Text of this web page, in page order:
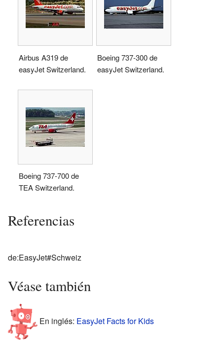
Airbus A319 de
easyJet Switzerland.
Boeing 737-300 de
easyJet Switzerland.
Boeing 737-700 de
TEA Switzerland.
Referencias
de:EasyJet#Schweiz
Véase también
En inglés: EasyJet Facts for Kids